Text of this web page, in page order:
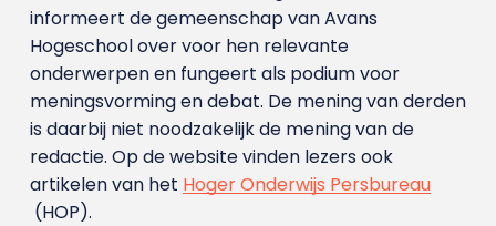
informeert de gemeenschap van Avans
Hogeschool over voor hen relevante
onderwerpen en fungeert als podium voor
meningsvorming en debat. De mening van derden
is daarbij niet noodzakelijk de mening van de
redactie. Op de website vinden lezers ook
artikelen van het Hoger Onderwijs Persbureau
(HOP).